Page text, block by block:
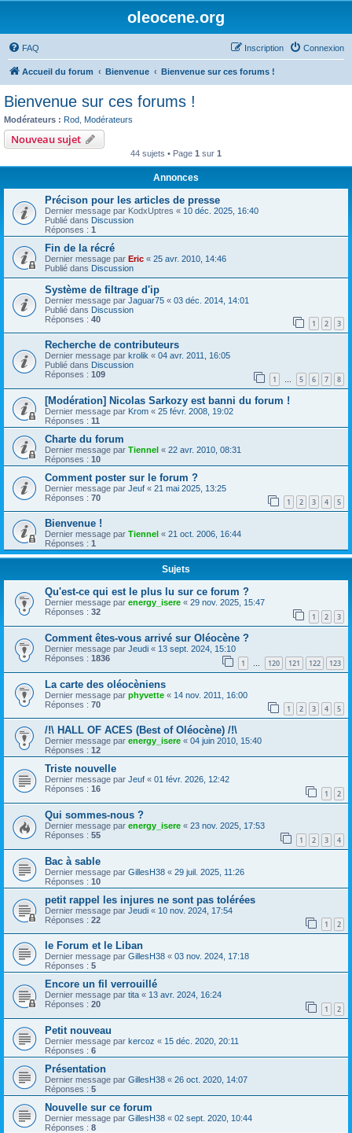
oleocene.org
FAQ Connexion
Inscription
Accueil du forum Bienvenue Bienvenue sur ces forums !
Bienvenue sur ces forums !
Modérateurs : Rod Modérateurs
Nouveau sujet
44 sujets • Page 1 sur 1
Annonces
Précison pour les articles de presse
Dernier message par KodxUptres « 10 déc. 2025, 16:40
Publié dans Discussion
Réponses : 1
Fin de la récré
Dernier message par Eric « 25 avr. 2010, 14:46
Publié dans Discussion
Système de filtrage d'ip
Dernier message par Jaguar75 « 03 déc. 2014, 14:01
Publié dans Discussion
Réponses : 40 1 2 3
Recherche de contributeurs
Dernier message par krolik « 04 avr. 2011, 16:05
Publié dans Discussion
Réponses : 109 1 … 5 6 7 8
[Modération] Nicolas Sarkozy est banni du forum !
Dernier message par Krom « 25 févr. 2008, 19:02
Réponses : 11
Charte du forum
Dernier message par Tiennel « 22 avr. 2010, 08:31
Réponses : 10
Comment poster sur le forum ?
Dernier message par Jeuf « 21 mai 2025, 13:25
Réponses : 70 1 2 3 4 5
Bienvenue !
Dernier message par Tiennel « 21 oct. 2006, 16:44
Réponses : 1
Sujets
Qu'est-ce qui est le plus lu sur ce forum ?
Dernier message par energy_isere « 29 nov. 2025, 15:47
Réponses : 32 1 2 3
Comment êtes-vous arrivé sur Oléocène ?
Dernier message par Jeudi « 13 sept. 2024, 15:10
Réponses : 1836 1 … 120 121 122 123
La carte des oléocèniens
Dernier message par phyvette « 14 nov. 2011, 16:00
Réponses : 70 1 2 3 4 5
/!\ HALL OF ACES (Best of Oléocène) /!\
Dernier message par energy_isere « 04 juin 2010, 15:40
Réponses : 12
Triste nouvelle
Dernier message par Jeuf « 01 févr. 2026, 12:42
Réponses : 16 1 2
Qui sommes-nous ?
Dernier message par energy_isere « 23 nov. 2025, 17:53
Réponses : 55 1 2 3 4
Bac à sable
Dernier message par GillesH38 « 29 juil. 2025, 11:26
Réponses : 10
petit rappel les injures ne sont pas tolérées
Dernier message par Jeudi « 10 nov. 2024, 17:54
Réponses : 22 1 2
le Forum et le Liban
Dernier message par GillesH38 « 03 nov. 2024, 17:18
Réponses : 5
Encore un fil verrouillé
Dernier message par tita « 13 avr. 2024, 16:24
Réponses : 20 1 2
Petit nouveau
Dernier message par kercoz « 15 déc. 2020, 20:11
Réponses : 6
Présentation
Dernier message par GillesH38 « 26 oct. 2020, 14:07
Réponses : 5
Nouvelle sur ce forum
Dernier message par GillesH38 « 02 sept. 2020, 10:44
Réponses : 8